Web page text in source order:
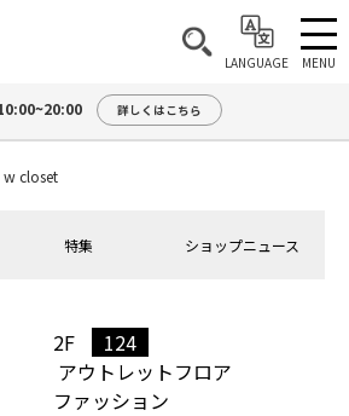
LANGUAGE MENU
詳しくはこちら
w closet
特集 ショップニュース
2F
124
アウトレットフロア
ファッション